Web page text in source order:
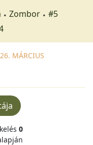
Zombor
#5
MÁRCIUS
0